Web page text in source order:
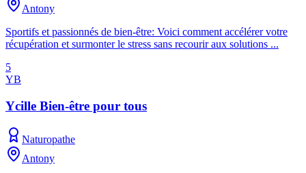
Antony
Sportifs et passionnés de bien-être: Voici comment accélérer votre
récupération et surmonter le stress sans recourir aux solutions ...
5
YB
Ycille Bien-être pour tous
Naturopathe
Antony